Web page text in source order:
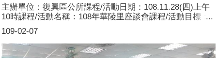
109-02-07
主辦單位：復興區公所課程/活動日期：108.11.28(四)上午
10時課程/活動名稱：108年華陵里座談會課程/活動目標：
本區108年高義里座談會暨連結復興區公所推動性別主流化
宣導活動，向服務台志工宣導研習之性別電影導讀賞析性別
主流化、市府推動有關性別平等之政策及區公所配合之具體
作為，使民眾周知並建立性別平等的概念，從生活中落實性